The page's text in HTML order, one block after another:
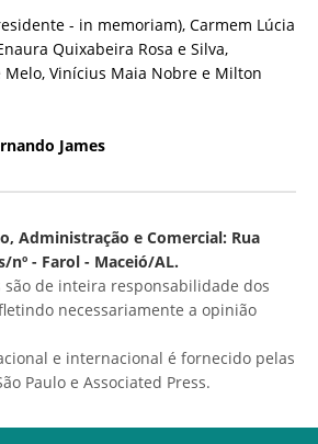
- in memoriam), Carmem Lúcia
Quixabeira Rosa e Silva,
Melo, Vinícius Maia Nobre e Milton
James
Administração e Comercial: Rua
nº - Farol - Maceió/AL.
são de inteira responsabilidade dos
necessariamente a opinião
e internacional é fornecido pelas
Paulo e Associated Press.